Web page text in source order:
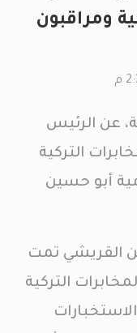
ومراقبون
عن الرئيس
التركية
أبو حسين
القريشي تمت
التركية